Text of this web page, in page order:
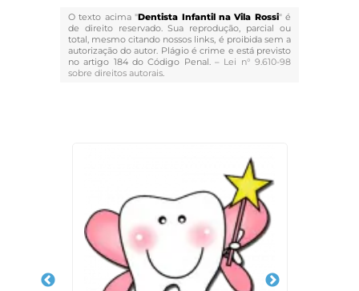
O texto acima "Dentista Infantil na Vila Rossi" é
de direito reservado. Sua reprodução, parcial ou
total, mesmo citando nossos links, é proibida sem a
autorização do autor. Plágio é crime e está previsto
no artigo 184 do Código Penal. – Lei n° 9.610-98
sobre direitos autorais.